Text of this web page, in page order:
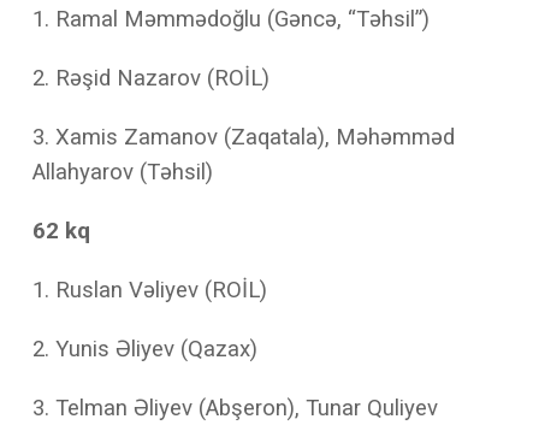
1. Ramal Məmmədoğlu (Gəncə, “Təhsil”)
2. Rəşid Nazarov (ROİL)
3. Xamis Zamanov (Zaqatala), Məhəmməd
Allahyarov (Təhsil)
62 kq
1. Ruslan Vəliyev (ROİL)
2. Yunis Əliyev (Qazax)
3. Telman Əliyev (Abşeron), Tunar Quliyev